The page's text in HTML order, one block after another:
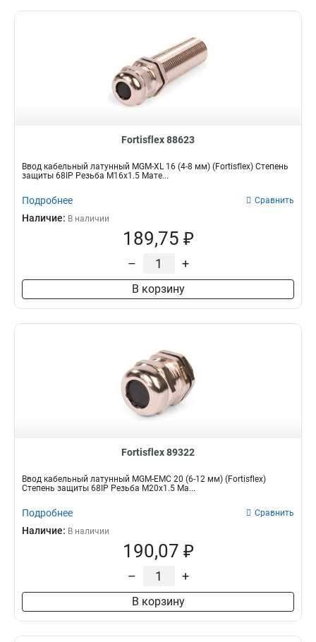
Fortisflex 88623
Ввод кабельный латунный МGM-XL 16 (4-8 мм) (Fortisflex) Степень
защиты 68IP Резьба M16x1.5 Мате...
Подробнее Сравнить
Наличие: В наличии
189,75 ₽
– +
В корзину
Fortisflex 89322
Ввод кабельный латунный MGM-EMC 20 (6-12 мм) (Fortisflex)
Степень защиты 68IP Резьба M20x1.5 Ма...
Подробнее Сравнить
Наличие: В наличии
190,07 ₽
– +
В корзину